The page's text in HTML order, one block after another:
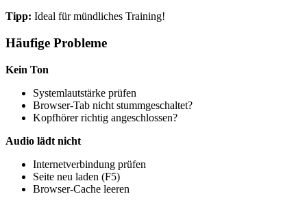
Tipp: Ideal für mündliches Training!
Häufige Probleme
Kein Ton
Systemlautstärke prüfen
Browser-Tab nicht stummgeschaltet?
Kopfhörer richtig angeschlossen?
Audio lädt nicht
Internetverbindung prüfen
Seite neu laden (F5)
Browser-Cache leeren